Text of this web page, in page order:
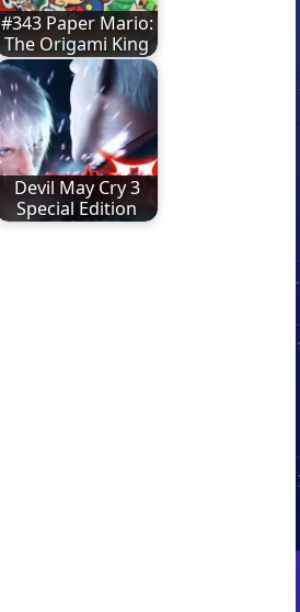
#343 Paper Mario:
The Origami King
Devil May Cry 3
Special Edition